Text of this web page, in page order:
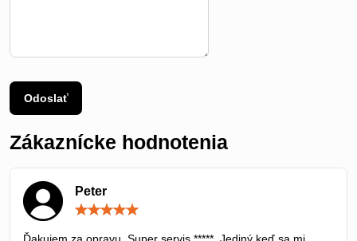
Odoslať
Zákaznícke hodnotenia
Peter
Ďakujem za opravu. Super servis *****. Jediný keď sa mi